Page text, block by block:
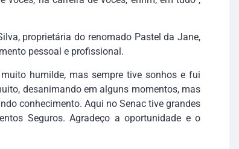
proprietária do renomado Pastel da Jane,
pessoal e profissional.
humilde, mas sempre tive sonhos e fui
desanimando em alguns momentos, mas
conhecimento. Aqui no Senac tive grandes
Seguros. Agradeço a oportunidade e o